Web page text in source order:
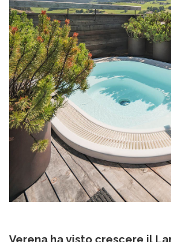
Verena ha visto crescere il